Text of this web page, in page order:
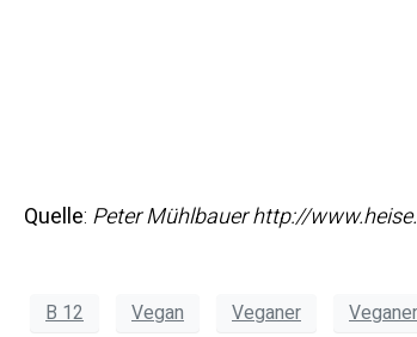
Quelle: Peter Mühlbauer http://
B 12 Vegan Veganer